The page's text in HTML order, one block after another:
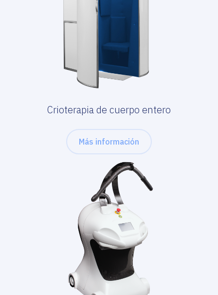
Crioterapia de cuerpo entero
Más información